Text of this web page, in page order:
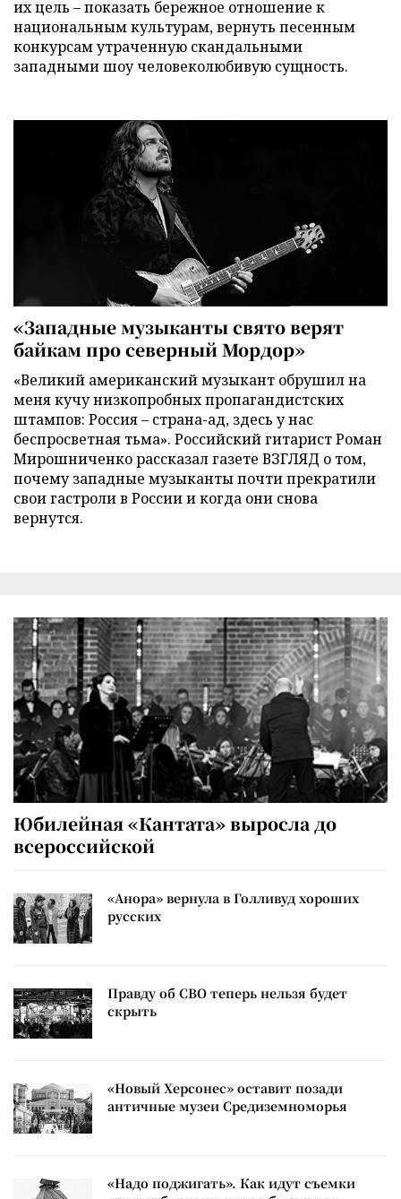
их цель – показать бережное отношение к
национальным культурам, вернуть песенным
конкурсам утраченную скандальными
западными шоу человеколюбивую сущность.
«Западные музыканты свято верят
байкам про северный Мордор»
«Великий американский музыкант обрушил на
меня кучу низкопробных пропагандистских
штампов: Россия – страна-ад, здесь у нас
беспросветная тьма». Российский гитарист Роман
Мирошниченко рассказал газете ВЗГЛЯД о том,
почему западные музыканты почти прекратили
свои гастроли в России и когда они снова
вернутся.
Юбилейная «Кантата» выросла до
всероссийской
«Анора» вернула в Голливуд хороших
русских
Правду об СВО теперь нельзя будет
скрыть
«Новый Херсонес» оставит позади
античные музеи Средиземноморья
«Надо поджигать». Как идут съемки